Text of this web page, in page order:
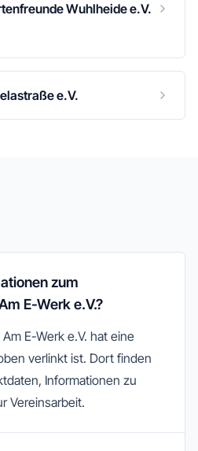
Wuhlheide e.V.
e.V.
zum
E-Werk e.V.?
E-Werk e.V. hat eine
verlinkt ist. Dort finden
Informationen zu
Vereinsarbeit.